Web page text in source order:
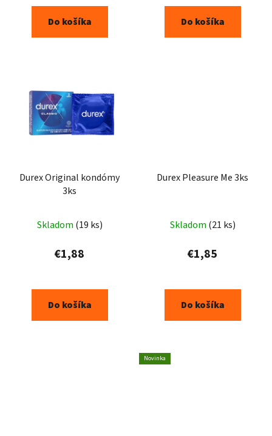
Do košíka Do košíka
Durex Original kondómy
3ks
Skladom (19 ks)
€1,88
Do košíka
Durex Pleasure Me 3ks
Skladom (21 ks)
€1,85
Do košíka
Novinka